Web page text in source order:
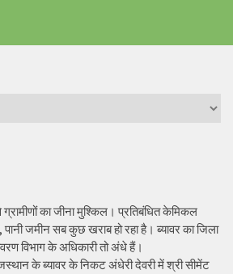
का जीना मुश्किल। प्रतिबंधित केमिकल
जमीन सब कुछ खराब हो रहा है। ब्यावर का जिला
विभाग के अधिकारी तो अंधे हैं।
के ब्यावर के निकट अंधेरी देवरी में श्री सीमेंट